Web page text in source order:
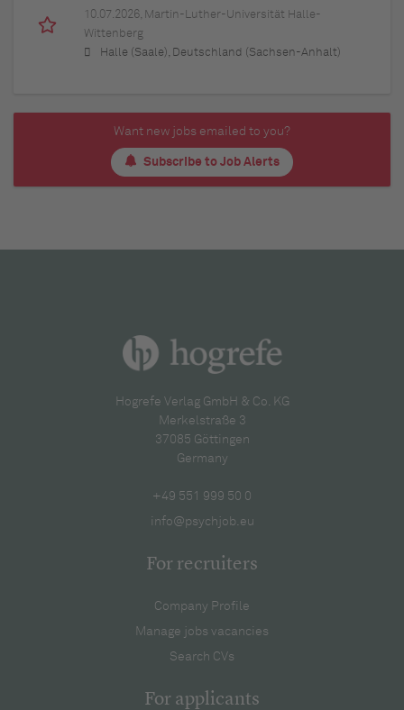
10.07.2026, Martin-Luther-Universität Halle-
Wittenberg
Halle (Saale), Deutschland (Sachsen-Anhalt)
Want new jobs emailed to you?
Subscribe to Job Alerts
Hogrefe Verlag GmbH & Co. KG
Merkelstraße 3
37085 Göttingen
Germany
+49 551 999 50 0
info@psychjob.eu
For recruiters
Company Profile
Manage jobs vacancies
Search CVs
For applicants